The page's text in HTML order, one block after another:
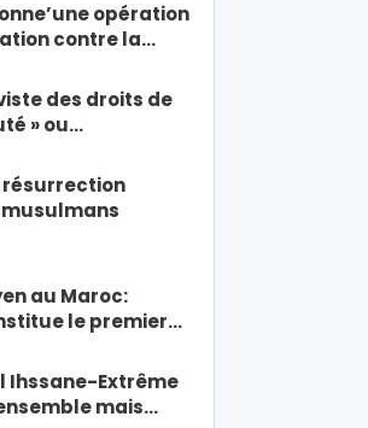
opération
contre la…
des droits de
» ou…
résurrection
musulmans
au Maroc:
le premier…
Ihssane-Extrême
mais…